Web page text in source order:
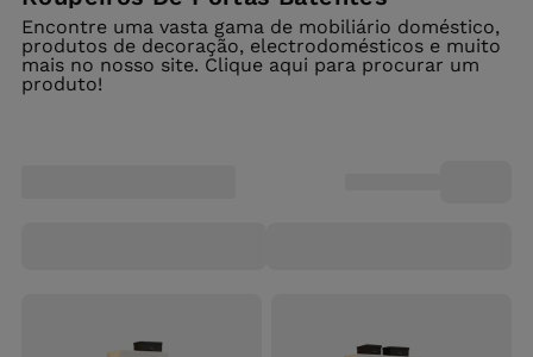
Encontre uma vasta gama de mobiliário doméstico,
produtos de decoração, electrodomésticos e muito
mais no nosso site. Clique aqui para procurar um
produto!